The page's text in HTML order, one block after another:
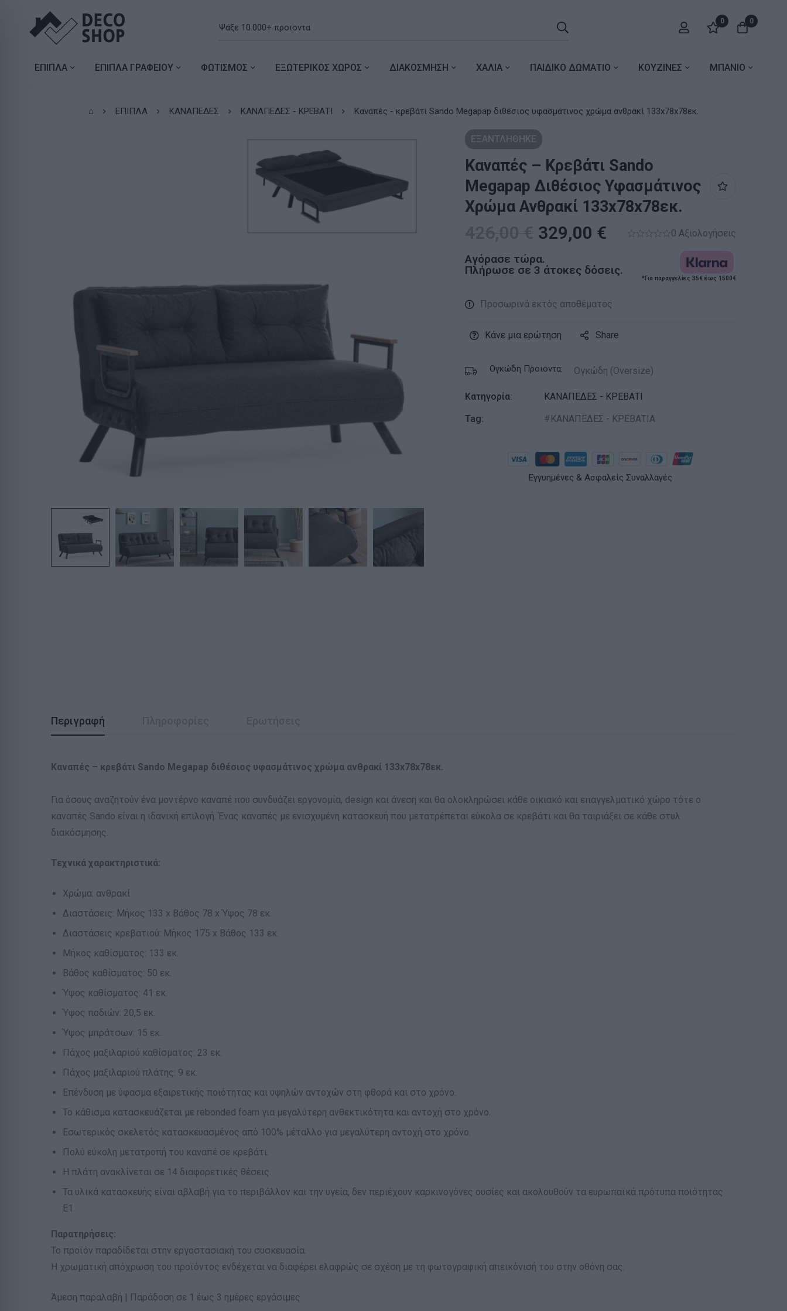
0 0
ΕΠΙΠΛΑ ΕΠΙΠΛΑ ΓΡΑΦΕΙΟΥ ΦΩΤΙΣΜΟΣ ΕΞΩΤΕΡΙΚΟΣ ΧΩΡΟΣ ΔΙΑΚΟΣΜΗΣΗ ΧΑΛΙΑ ΠΑΙΔΙΚΟ ΔΩΜΑΤΙΟ ΚΟΥΖΙΝΕΣ ΜΠΑΝΙΟ
⌂ ΕΠΙΠΛΑ ΚΑΝΑΠΕΔΕΣ ΚΑΝΑΠΕΔΕΣ - ΚΡΕΒΑΤΙ Καναπές - κρεβάτι Sando Megapap διθέσιος υφασμάτινος χρώμα ανθρακί 133x78x78εκ.
ΕΞΑΝΤΛΗΘΗΚΕ
Καναπές – Κρεβάτι Sando
Megapap Διθέσιος Υφασμάτινος
Χρώμα Ανθρακί 133x78x78εκ.
329,00 € 0 Αξιολογήσεις
Αγόρασε τώρα.
Πλήρωσε σε 3 άτοκες δόσεις.
*Για παραγγελίες 35€ έως 1500€
Προσωρινά εκτός αποθέματος
Κάνε μια ερώτηση Share
Ογκώδη Προιοντα: Ογκώδη (Oversize)
Κατηγορία:
ΚΑΝΑΠΕΔΕΣ - ΚΡΕΒΑΤΙ
Tag:
ΚΑΝΑΠΕΔΕΣ - ΚΡΕΒΑΤΙA
Εγγυημένες & Ασφαλείς Συναλλαγές
Περιγραφή
Καναπές – κρεβάτι Sando Megapap διθέσιος υφασμάτινος χρώμα ανθρακί 133x78x78εκ.
Για όσους αναζητούν ένα μοντέρνο καναπέ που συνδυάζει εργονομία, design και άνεση και θα ολοκληρώσει κάθε οικιακό και επαγγελματικό χώρο τότε ο
καναπές Sando είναι η ιδανική επιλογή. Ένας καναπές με ενισχυμένη κατασκευή που μετατρέπεται εύκολα σε κρεβάτι και θα ταιριάξει σε κάθε στυλ
διακόσμησης.
Τεχνικά χαρακτηριστικά:
Χρώμα: ανθρακί
Διαστάσεις: Μήκος 133 x Βάθος 78 x Ύψος 78 εκ.
Διαστάσεις κρεβατιού: Μήκος 175 x Βάθος 133 εκ.
Μήκος καθίσματος: 133 εκ.
Βάθος καθίσματος: 50 εκ.
Ύψος καθίσματος: 41 εκ.
Ύψος ποδιών: 20,5 εκ.
Ύψος μπράτσων: 15 εκ.
Πάχος μαξιλαριού καθίσματος: 23 εκ.
Πάχος μαξιλαριού πλάτης: 9 εκ.
Επένδυση με ύφασμα εξαιρετικής ποιότητας και υψηλών αντοχών στη φθορά και στο χρόνο.
Το κάθισμα κατασκευάζεται με rebonded foam για μεγαλύτερη ανθεκτικότητα και αντοχή στο χρόνο.
Εσωτερικός σκελετός κατασκευασμένος από 100% μέταλλο για μεγαλύτερη αντοχή στο χρόνο.
Πολύ εύκολη μετατροπή του καναπέ σε κρεβάτι.
Η πλάτη ανακλίνεται σε 14 διαφορετικές θέσεις.
Τα υλικά κατασκευής είναι αβλαβή για το περιβάλλον και την υγεία, δεν περιέχουν καρκινογόνες ουσίες και ακολουθούν τα ευρωπαϊκά πρότυπα ποιότητας
Ε1.
Παρατηρήσεις:
Το προϊόν παραδίδεται στην εργοστασιακή του συσκευασία.
Η χρωματική απόχρωση του προϊόντος ενδέχεται να διαφέρει ελαφρώς σε σχέση με τη φωτογραφική απεικόνισή του στην οθόνη σας.
Άμεση παραλαβή | Παράδοση σε 1 έως 3 ημέρες εργάσιμες